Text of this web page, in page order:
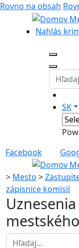
Rovno na obsah
Nahlás
SK
Facebook
> Mesto >
zápisnice komisií